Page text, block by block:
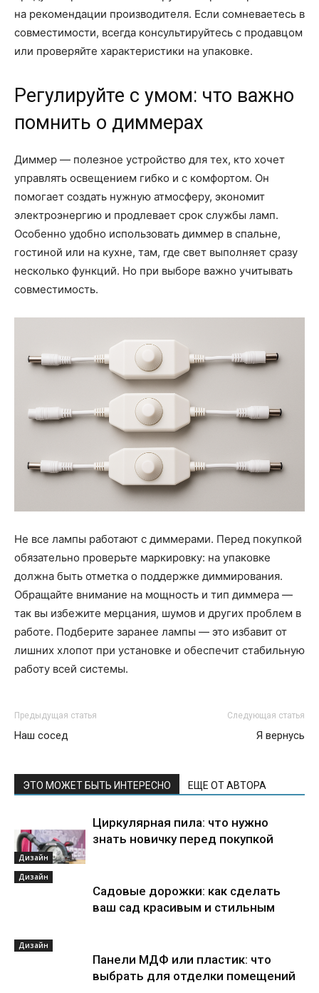
на рекомендации производителя. Если сомневаетесь в
совместимости, всегда консультируйтесь с продавцом
или проверяйте характеристики на упаковке.
Регулируйте с умом: что важно
помнить о диммерах
Диммер — полезное устройство для тех, кто хочет
управлять освещением гибко и с комфортом. Он
помогает создать нужную атмосферу, экономит
электроэнергию и продлевает срок службы ламп.
Особенно удобно использовать диммер в спальне,
гостиной или на кухне, там, где свет выполняет сразу
несколько функций. Но при выборе важно учитывать
совместимость.
Не все лампы работают с диммерами. Перед покупкой
обязательно проверьте маркировку: на упаковке
должна быть отметка о поддержке диммирования.
Обращайте внимание на мощность и тип диммера —
так вы избежите мерцания, шумов и других проблем в
работе. Подберите заранее лампы — это избавит от
лишних хлопот при установке и обеспечит стабильную
работу всей системы.
Предыдущая статья
Наш сосед
Следующая статья
Я вернусь
ЭТО МОЖЕТ БЫТЬ ИНТЕРЕСНО ЕЩЕ ОТ АВТОРА
Дизайн
Циркулярная пила: что нужно
знать новичку перед покупкой
Дизайн
Садовые дорожки: как сделать
ваш сад красивым и стильным
Дизайн
Панели МДФ или пластик: что
выбрать для отделки помещений